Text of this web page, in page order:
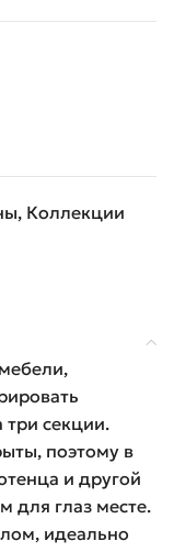
, Коллекции
секции.
поэтому в
и другой
для глаз месте.
идеально